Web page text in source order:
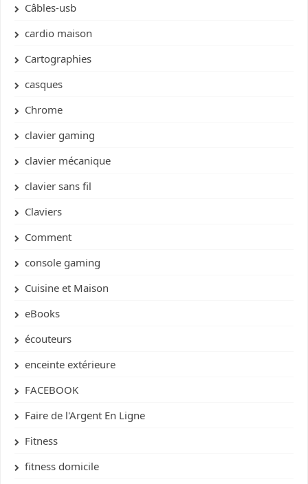
Câbles-usb
cardio maison
Cartographies
casques
Chrome
clavier gaming
clavier mécanique
clavier sans fil
Claviers
Comment
console gaming
Cuisine et Maison
eBooks
écouteurs
enceinte extérieure
FACEBOOK
Faire de l'Argent En Ligne
Fitness
fitness domicile